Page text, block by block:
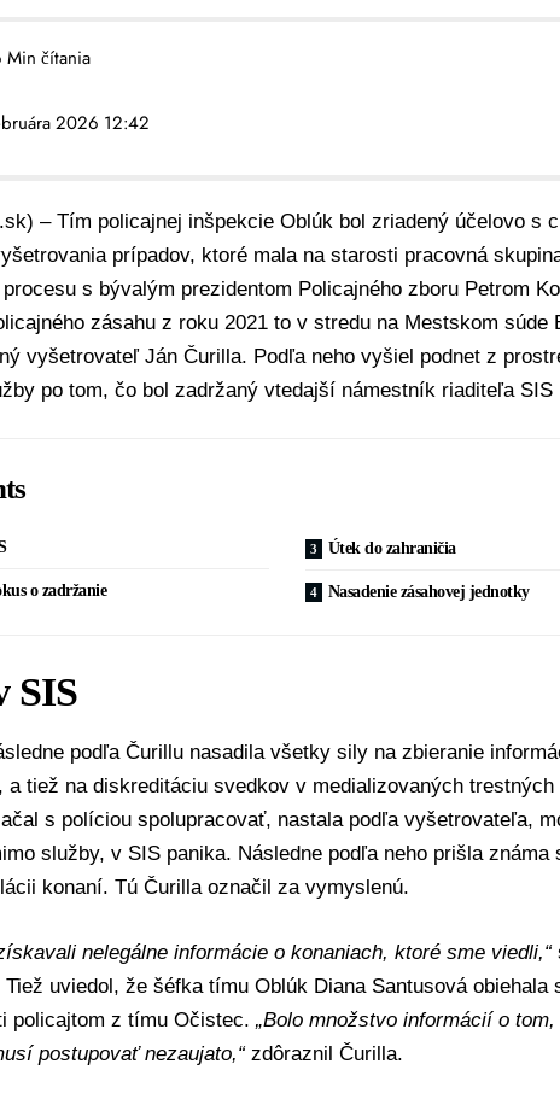
2026 12:42
Min čítania
– Tím policajnej inšpekcie Oblúk bol zriadený účelovo s
prípadov, ktoré mala na starosti pracovná
s bývalým prezidentom Policajného zboru Petrom
zásahu z roku 2021 to v stredu na Mestskom súde
vyšetrovateľ Ján Čurilla. Podľa neho vyšiel podnet z
po tom, čo bol zadržaný vtedajší námestník riaditeľa SIS
o zadržanie
Útek do zahraničia
Nasadenie zásahovej jednotky
SIS
podľa Čurillu nasadila všetky sily na zbieranie
, a tiež na diskreditáciu svedkov v medializovaných trestných
s políciou spolupracovať, nastala podľa vyšetrovateľa,
služby, v SIS panika. Následne podľa neho prišla známa
konaní. Tú Čurilla označil za vymyslenú.
nelegálne informácie o konaniach, ktoré sme viedli,“
uviedol, že šéfka tímu Oblúk Diana Santusová obiehala
policajtom z tímu Očistec. „Bolo množstvo informácií o
postupovať nezaujato,“zdôraznil Čurilla.